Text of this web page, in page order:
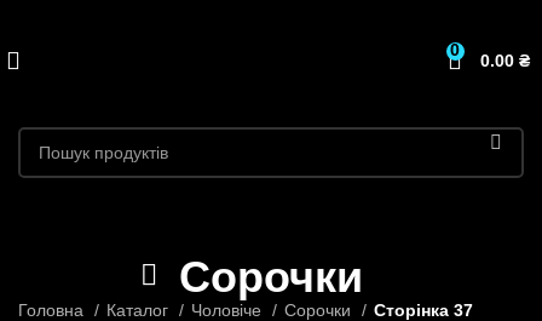
0
0.00 ₴
Сорочки
Головна Каталог Чоловіче Сорочки
Сторінка 37